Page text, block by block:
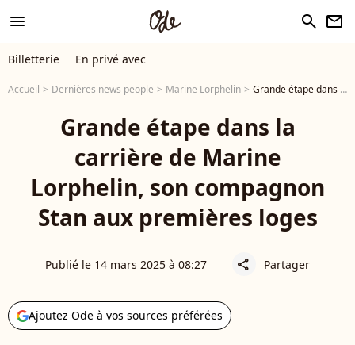
menu search newsletter
Billetterie En privé avec
Accueil Dernières news people Marine Lorphelin Grande étape dans la carrière de Marine Lorphelin, son compagnon Stan aux premières loges
Grande étape dans la
carrière de Marine
Lorphelin, son compagnon
Stan aux premières loges
Publié le 14 mars 2025 à 08:27 share Partager
Ajoutez Ode à vos sources préférées